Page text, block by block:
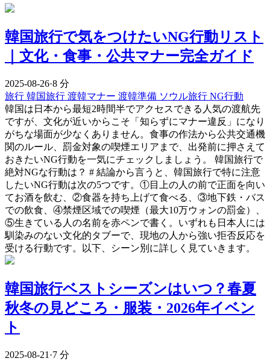
韓国旅行で気をつけたいNG行動リスト
｜文化・食事・公共マナー完全ガイド
2025-08-26·8 分
旅行 韓国旅行 渡韓マナー 渡韓準備 ソウル旅行 NG行動
韓国は日本から最短2時間半でアクセスできる人気の渡航先
ですが、文化が近いからこそ「知らずにマナー違反」になり
がちな場面が少なくありません。食事の作法から公共交通機
関のルール、罰金対象の喫煙エリアまで、出発前に押さえて
おきたいNG行動を一気にチェックしましょう。 韓国旅行で
絶対NGな行動は？ # 結論から言うと、韓国旅行で特に注意
したいNG行動は次の5つです。①目上の人の前で正面を向い
てお酒を飲む、②食器を持ち上げて食べる、③地下鉄・バス
での飲食、④禁煙区域での喫煙（最大10万ウォンの罰金）、
⑤生きている人の名前を赤ペンで書く。いずれも日本人には
馴染みのない文化的タブーで、現地の人から強い拒否反応を
受ける行動です。以下、シーン別に詳しく見ていきます。
韓国旅行ベストシーズンはいつ？春夏
秋冬の見どころ・服装・2026年イベン
ト
2025-08-21 ·7 分